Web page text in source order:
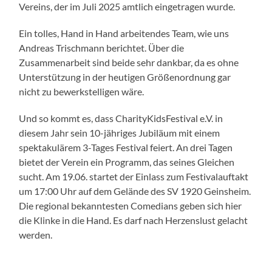
Vereins, der im Juli 2025 amtlich eingetragen wurde.
Ein tolles, Hand in Hand arbeitendes Team, wie uns
Andreas Trischmann berichtet. Über die
Zusammenarbeit sind beide sehr dankbar, da es ohne
Unterstützung in der heutigen Größenordnung gar
nicht zu bewerkstelligen wäre.
Und so kommt es, dass CharityKidsFestival e.V. in
diesem Jahr sein 10-jähriges Jubiläum mit einem
spektakulärem 3-Tages Festival feiert. An drei Tagen
bietet der Verein ein Programm, das seines Gleichen
sucht. Am 19.06. startet der Einlass zum Festivalauftakt
um 17:00 Uhr auf dem Gelände des SV 1920 Geinsheim.
Die regional bekanntesten Comedians geben sich hier
die Klinke in die Hand. Es darf nach Herzenslust gelacht
werden.